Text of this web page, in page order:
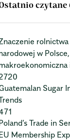
czytane
w
Sugar
Trade in
Membership